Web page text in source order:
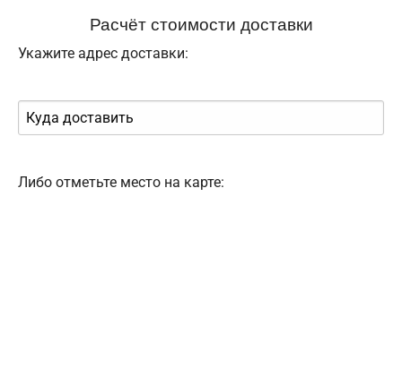
Расчёт стоимости доставки
Укажите адрес доставки:
Либо отметьте место на карте: